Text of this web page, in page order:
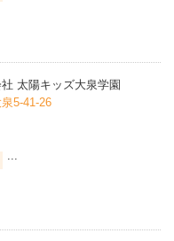
太陽キッズ大泉学園
5-41-26